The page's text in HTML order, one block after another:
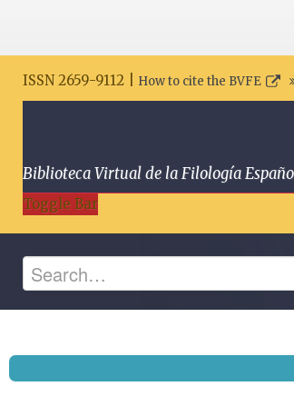
ISSN 2659-9112 | How to cite the BVFE
Biblioteca Virtual de la Filología
Toggle Bar